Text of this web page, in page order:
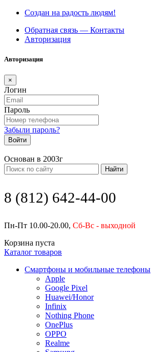
Создан на радость людям!
Обратная связь — Контакты
Авторизация
Авторизация
×
Логин
Пароль
Забыли пароль?
Войти
Основан в 2003г
Найти
8 (812) 642-44-00
Пн-Пт 10.00-20.00, Сб-Вс - выходной
Корзина пуста
Каталог товаров
Смартфоны и мобильные телефоны
Apple
Google Pixel
Huawei/Honor
Infinix
Nothing Phone
OnePlus
OPPO
Realme